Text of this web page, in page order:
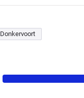
Donkervoort